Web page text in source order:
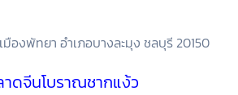
มืองพัทยา อำเภอบางละมุง ชลบุรี 20150
าดจีนโบราณชากแง้ว